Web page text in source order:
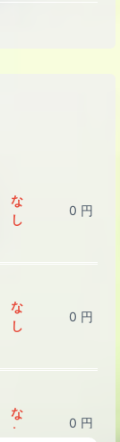
な
し
0 円
な
し
0 円
な
し
0 円